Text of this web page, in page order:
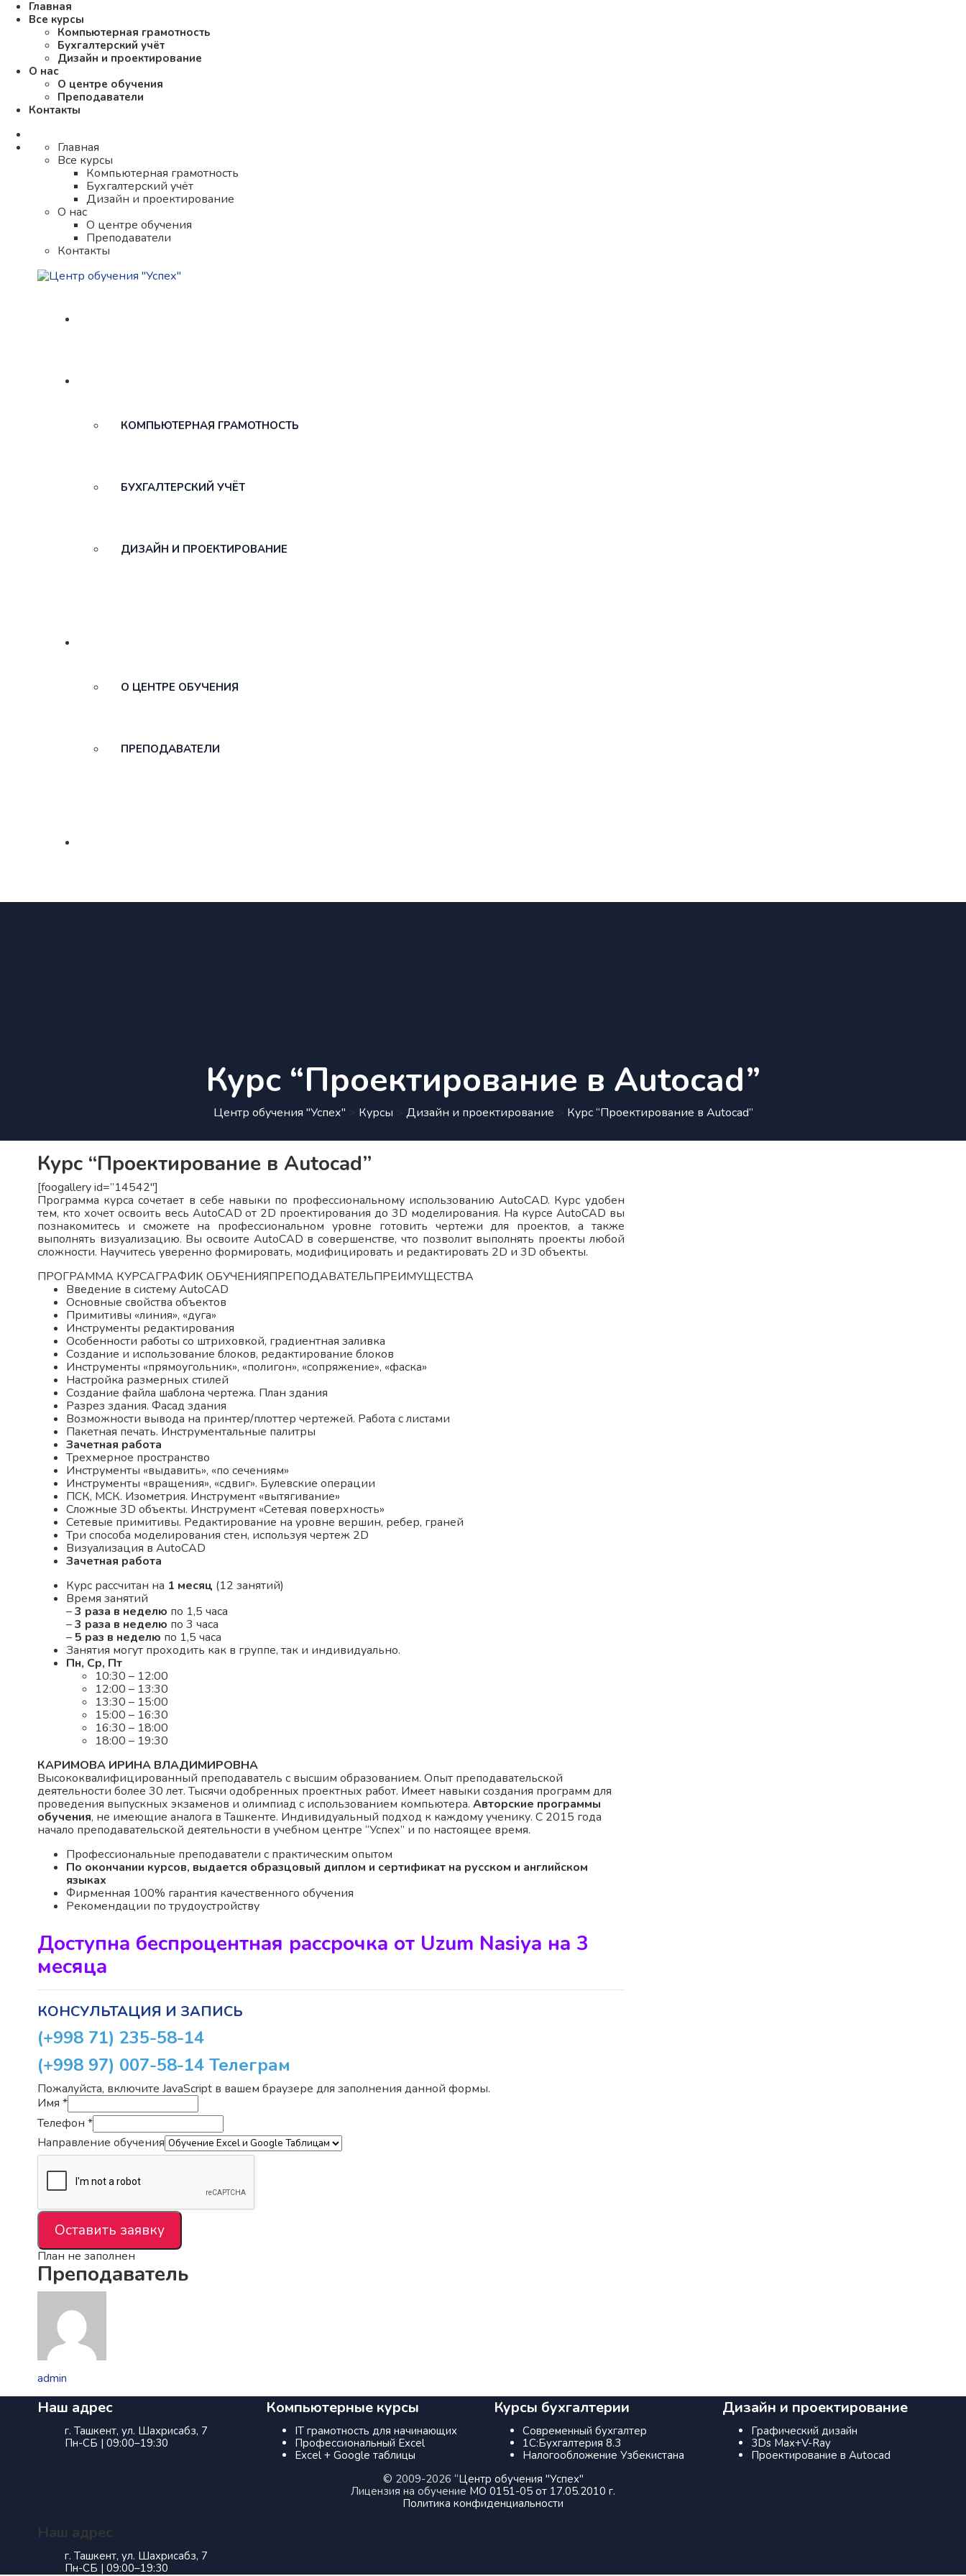
Главная
Все курсы
Компьютерная грамотность
Бухгалтерский учёт
Дизайн и проектирование
О нас
О центре обучения
Преподаватели
Контакты
Главная
Все курсы
Компьютерная грамотность
Бухгалтерский учёт
Дизайн и проектирование
О нас
О центре обучения
Преподаватели
Контакты
КОМПЬЮТЕРНАЯ ГРАМОТНОСТЬ
БУХГАЛТЕРСКИЙ УЧЁТ
ДИЗАЙН И ПРОЕКТИРОВАНИЕ
О ЦЕНТРЕ ОБУЧЕНИЯ
ПРЕПОДАВАТЕЛИ
Курс “Проектирование в Autocad”
Центр обучения "Успех" > Курсы > Дизайн и проектирование > Курс “Проектирование в Autocad”
Курс “Проектирование в Autocad”
[foogallery id=”14542″]
Программа курса сочетает в себе навыки по профессиональному использованию AutoCAD. Курс удобен
тем, кто хочет освоить весь AutoCAD от 2D проектирования до 3D моделирования. На курсе AutoCAD вы
познакомитесь и сможете на профессиональном уровне готовить чертежи для проектов, а также
выполнять визуализацию. Вы освоите AutoCAD в совершенстве, что позволит выполнять проекты любой
сложности. Научитесь уверенно формировать, модифицировать и редактировать 2D и 3D объекты.
ПРОГРАММА КУРСАГРАФИК ОБУЧЕНИЯПРЕПОДАВАТЕЛЬПРЕИМУЩЕСТВА
Введение в систему AutoCAD
Основные свойства объектов
Примитивы «линия», «дуга»
Инструменты редактирования
Особенности работы со штриховкой, градиентная заливка
Создание и использование блоков, редактирование блоков
Инструменты «прямоугольник», «полигон», «сопряжение», «фаска»
Настройка размерных стилей
Создание файла шаблона чертежа. План здания
Разрез здания. Фасад здания
Возможности вывода на принтер/плоттер чертежей. Работа с листами
Пакетная печать. Инструментальные палитры
Зачетная работа
Трехмерное пространство
Инструменты «выдавить», «по сечениям»
Инструменты «вращения», «сдвиг». Булевские операции
ПСК, МСК. Изометрия. Инструмент «вытягивание»
Сложные 3D объекты. Инструмент «Сетевая поверхность»
Сетевые примитивы. Редактирование на уровне вершин, ребер, граней
Три способа моделирования стен, используя чертеж 2D
Визуализация в AutoCAD
Зачетная работа
Курс рассчитан на 1 месяц (12 занятий)
Время занятий
–3 раза в неделю по 1,5 часа
–3 раза в неделю по 3 часа
– 5 раз в неделю по 1,5 часа
Занятия могут проходить как в группе, так и индивидуально.
Пн, Ср, Пт
10:30 – 12:00
12:00 – 13:30
13:30 – 15:00
15:00 – 16:30
16:30 – 18:00
18:00 – 19:30
КАРИМОВА ИРИНА ВЛАДИМИРОВНА
Высококвалифицированный преподаватель с высшим образованием. Опыт преподавательской
деятельности более 30 лет. Тысячи одобренных проектных работ. Имеет навыки создания программ для
проведения выпускных экзаменов и олимпиад с использованием компьютера. Авторские программы
обучения, не имеющие аналога в Ташкенте. Индивидуальный подход к каждому ученику. С 2015 года
начало преподавательской деятельности в учебном центре “Успех” и по настоящее время.
Профессиональные преподаватели с практическим опытом
По окончании курсов, выдается образцовый диплом и сертификат на русском и английском
языках
Фирменная 100% гарантия качественного обучения
Рекомендации по трудоустройству
Доступна беспроцентная рассрочка от Uzum Nasiya на 3
месяца
КОНСУЛЬТАЦИЯ И ЗАПИСЬ
(+998 71) 235-58-14
(+998 97) 007-58-14 Телеграм
Пожалуйста, включите JavaScript в вашем браузере для заполнения данной формы.
Имя *
Телефон *
Направление обучения
Оставить заявку
План не заполнен
Преподаватель
admin
Наш адрес
г. Ташкент, ул. Шахрисабз, 7
Пн-СБ | 09:00–19:30
Компьютерные курсы
IT грамотность для начинающих
Профессиональный Excel
Excel + Google таблицы
Курсы бухгалтерии
Современный бухгалтер
1С:Бухгалтерия 8.3
Налогообложение Узбекистана
Дизайн и проектирование
Графический дизайн
3Ds Max+V-Ray
Проектирование в Autocad
© 2009-2026 “Центр обучения "Успех"
Лицензия на обучение МО 0151-05 от 17.05.2010 г.
Политика конфиденциальности
Наш адрес
г. Ташкент, ул. Шахрисабз, 7
Пн-СБ | 09:00–19:30